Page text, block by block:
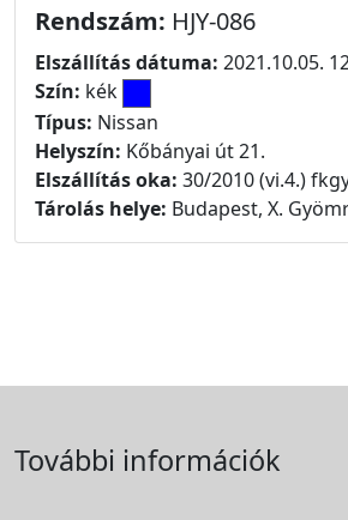
Rendszám: HJY-086
Elszállítás dátuma: 2021.10.05.
Szín: kék
Típus: Nissan
Helyszín: Kőbányai út 21.
Elszállítás oka: 30/2010 (vi.4.)
Tárolás helye: Budapest, X.
További információk